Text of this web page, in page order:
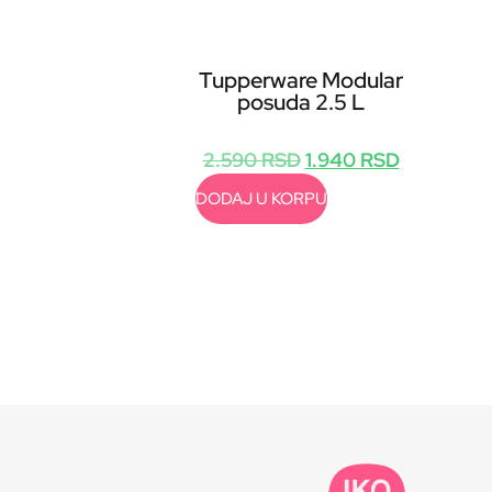
Tupperware Modular
posuda 2.5 L
2.590RSD1.940 RSD
DODAJ U KORPU